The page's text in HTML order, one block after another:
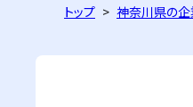
トップ 神奈川県の企